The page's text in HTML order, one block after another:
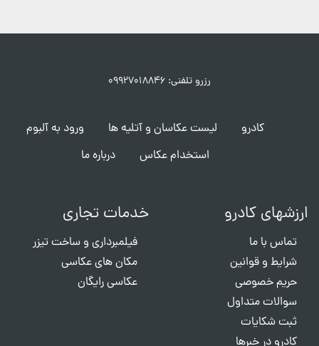
رزرو تلفنی: ۰۹۹۲۷۰۱۸۸۴۶
کادرو لیست عکاسان و آتلیه ها
ورود به آلبوم
استخدام عکاس
درباره ما
ارزشهای کادرو
تماس با ما
شرایط و قوانین
حریم خصوصی
سوالات متداول
ثبت شکایات
کادرو در خبرها
خدمات تجاری
فیلمبرداری و ساخت تیزر
مکان های عکاسی
عکاسی رایگان